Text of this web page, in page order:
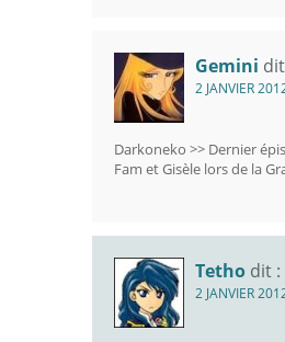
Gemini
2 JANVIER
Darkoneko >> Dernier
Fam et Gisèle lors de la
Tetho dit :
2 JANVIER